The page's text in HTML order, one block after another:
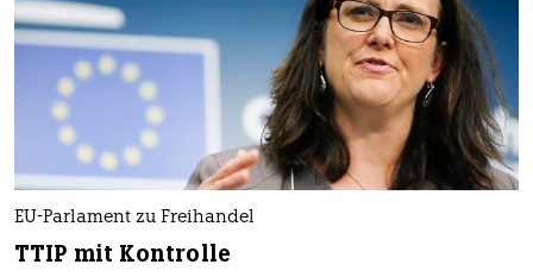
EU-Parlament zu Freihandel
TTIP mit Kontrolle